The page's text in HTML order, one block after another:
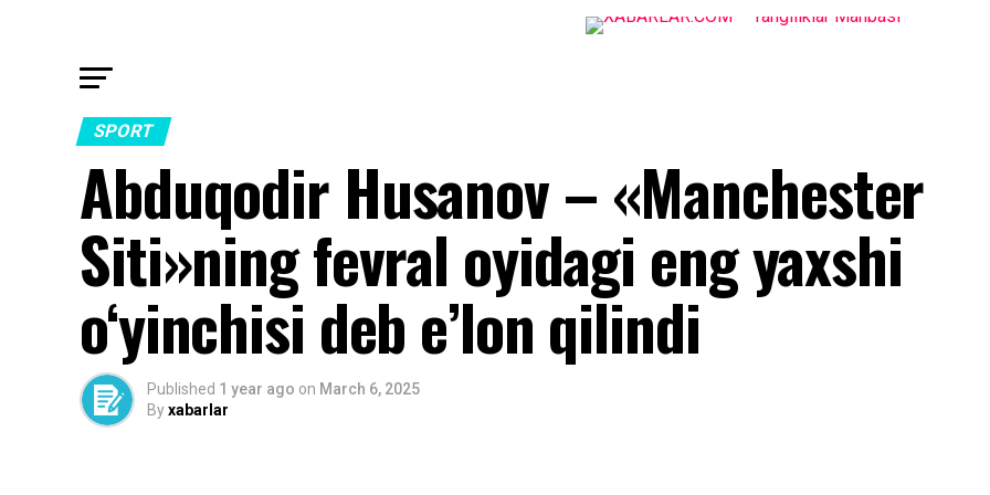
SPORT
Abduqodir Husanov – «Manchester
Siti»ning fevral oyidagi eng yaxshi
o‘yinchisi deb e’lon qilindi
Published 1 year ago on March 6, 2025
Byxabarlar